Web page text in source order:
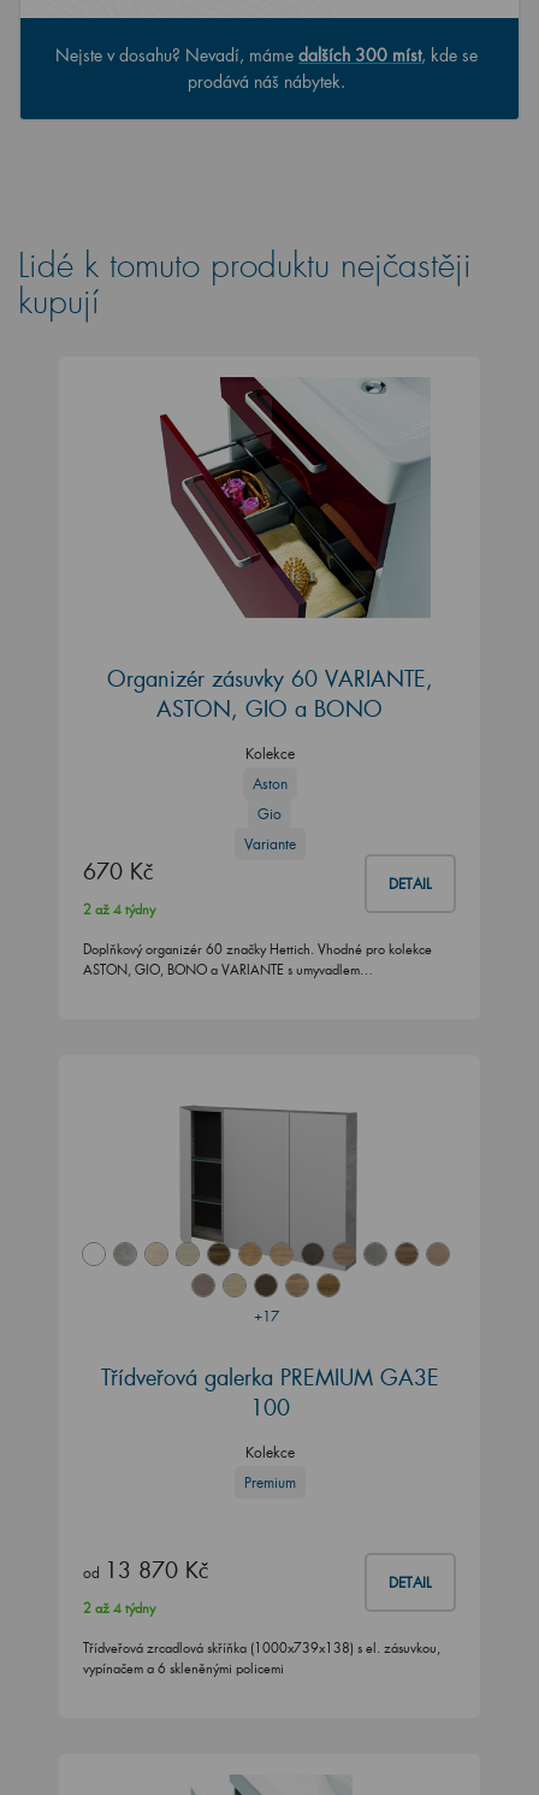
Nejste v dosahu? Nevadí, máme dalších 300 míst, kde se
prodává náš nábytek.
Lidé k tomuto produktu nejčastěji
kupují
Organizér zásuvky 60 VARIANTE,
ASTON, GIO a BONO
Kolekce
Aston
Gio
Variante
670 Kč DETAIL
2 až 4 týdny
Doplňkový organizér 60 značky Hettich. Vhodné pro kolekce
ASTON, GIO, BONO a VARIANTE s umyvadlem…
+17
Třídveřová galerka PREMIUM GA3E
100
Kolekce
Premium
od 13 870 Kč DETAIL
2 až 4 týdny
Třídveřová zrcadlová skříňka (1000x739x138) s el. zásuvkou,
vypínačem a 6 skleněnými policemi